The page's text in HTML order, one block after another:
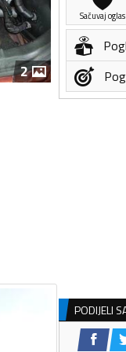
2
Sačuvaj oglas
PODIJELI